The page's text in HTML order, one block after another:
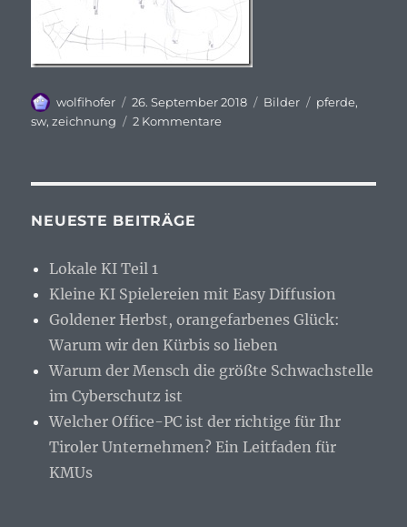
Autor
wolfihofer
Veröffentlicht
am
26. September 2018 Kategorien
Bilder Schlagwörter
pferde,
sw,zeichnung 2 Kommentarezu
NEUESTE BEITRÄGE
Lokale KI Teil 1
Kleine KI Spielereien mit Easy Diffusion
Goldener Herbst, orangefarbenes Glück:
Warum wir den Kürbis so lieben
Warum der Mensch die größte Schwachstelle
im Cyberschutz ist
Welcher Office-PC ist der richtige für Ihr
Tiroler Unternehmen? Ein Leitfaden für
KMUs